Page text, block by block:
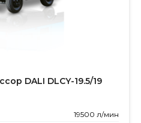
DALI DLCY-19.5/19
19500 л/мин